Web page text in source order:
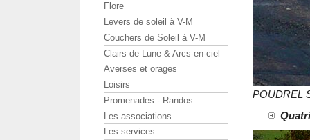
POUDREL
Flore
Levers de soleil à V-M
Couchers de Soleil à V-M
Clairs de Lune & Arcs-en-ciel
Averses et orages
Loisirs
Promenades - Randos
Les associations
Les services